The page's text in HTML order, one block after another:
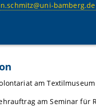
bamberg.de
am
am Seminar für